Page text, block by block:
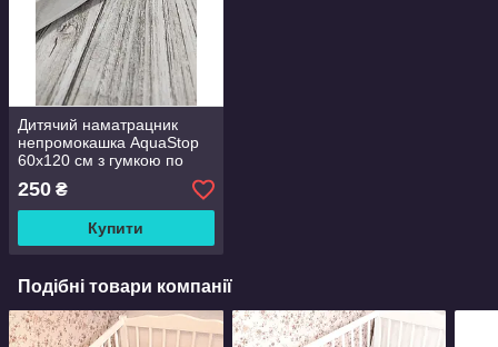
Дитячий наматрацник
непромокашка AquaStop
60х120 см з гумкою по
кутах Дитяче простирадло
непромокаюче
250 ₴
Купити
Подібні товари компанії